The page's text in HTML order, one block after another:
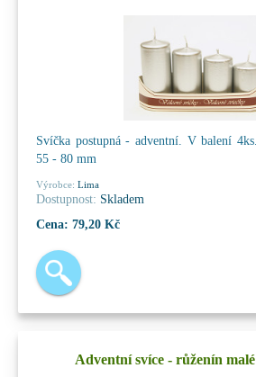
Svíčka postupná - adventní. V balení
55 - 80 mm
Výrobce: Lima
Dostupnost: Skladem
Cena: 79,20 Kč
Adventní svíce - růženín